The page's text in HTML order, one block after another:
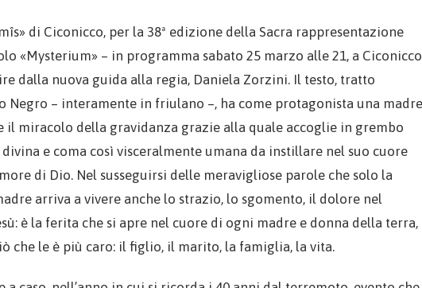
di Ciconicco, per la 38ª edizione della Sacra rappresentazione
«Mysterium» – in programma sabato 25 marzo alle 21, a Ciconicco
dalla nuova guida alla regia, Daniela Zorzini. Il testo, tratto
Negro – interamente in friulano –, ha come protagonista una
il miracolo della gravidanza grazie alla quale accoglie in grembo
e coma così visceralmente umana da instillare nel suo cuore
di Dio. Nel susseguirsi delle meravigliose parole che solo la
arriva a vivere anche lo strazio, lo sgomento, il dolore nel
è la ferita che si apre nel cuore di ogni madre e donna della terra,
che le è più caro: il figlio, il marito, la famiglia, la vita.